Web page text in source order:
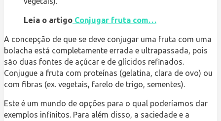
Leia o artigo Conjugar fruta com…
A concepção de que se deve conjugar uma fruta com uma
bolacha está completamente errada e ultrapassada, pois
são duas fontes de açúcar e de glícidos refinados.
Conjugue a fruta com proteínas (gelatina, clara de ovo) ou
com fibras (ex. vegetais, farelo de trigo, sementes).
Este é um mundo de opções para o qual poderíamos dar
exemplos infinitos. Para além disso, a saciedade e a